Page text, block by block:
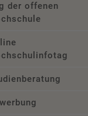
der offenen